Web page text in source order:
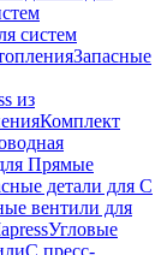
систем
Запасные
из
Комплект
Прямые
детали для С
вентили для
Угловые
С пресс-